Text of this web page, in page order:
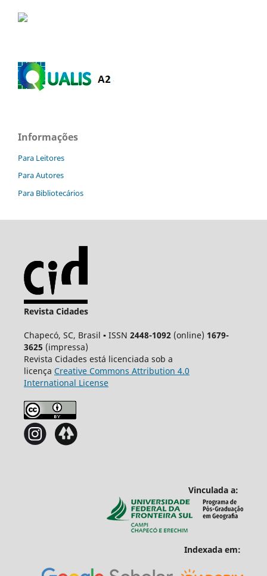
Informações
Para Leitores
Para Autores
Para Bibliotecários
Revista Cidades
Chapecó, SC, Brasil ▪ ISSN 2448-1092(online) 1679-
3625 (impressa)
Revista Cidades está licenciada sob a
licença Creative Commons Attribution 4.0
International License
Vinculada a:
Indexada em: